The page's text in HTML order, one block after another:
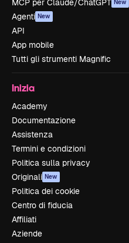
MCP per Claude/ChatGPT New
Agenti New
API
App mobile
Tutti gli strumenti Magnific
Inizia
Academy
Documentazione
Assistenza
Termini e condizioni
Politica sulla privacy
Originali New
Politica dei cookie
Centro di fiducia
Affiliati
Aziende